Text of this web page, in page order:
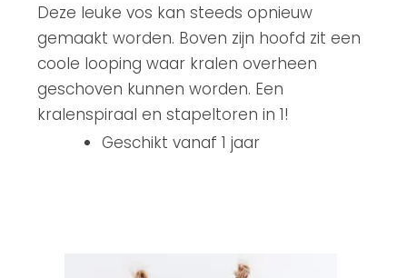
Deze leuke vos kan steeds opnieuw
gemaakt worden. Boven zijn hoofd zit een
coole looping waar kralen overheen
geschoven kunnen worden. Een
kralenspiraal en stapeltoren in 1!
Geschikt vanaf 1 jaar